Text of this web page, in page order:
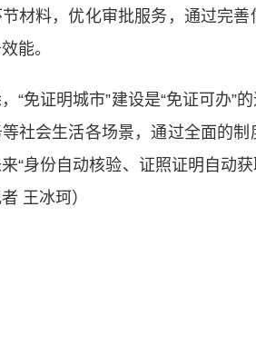
材料，优化审批服务，通过完
能。
证明城市”建设是“免证可办”的
社会生活各场景，通过全面的
“身份自动核验、证照证明自动
王冰珂）